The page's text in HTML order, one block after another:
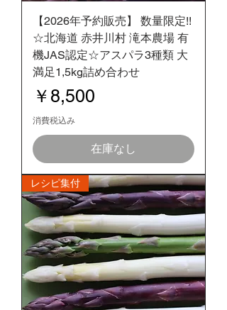
【2026年予約販売】 数量限定!!
☆北海道 赤井川村 滝本農場 有
機JAS認定☆アスパラ3種類 大
満足1,5kg詰め合わせ
価格
￥8,500
消費税込み
在庫なし
レシピ集付